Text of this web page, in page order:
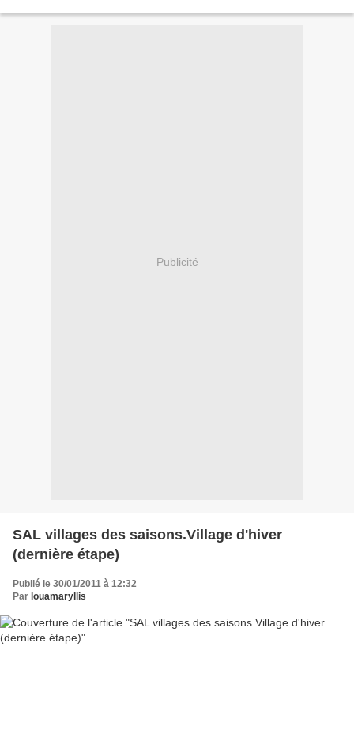
Publicité
SAL villages des saisons.Village d'hiver
(dernière étape)
Publié le 30/01/2011 à 12:32
Par louamaryllis